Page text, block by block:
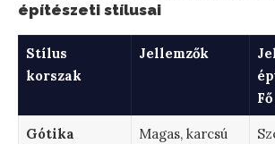
építészeti stílusai
Stílus
korszak
Jellemzők
Gótika
Magas, karcsú